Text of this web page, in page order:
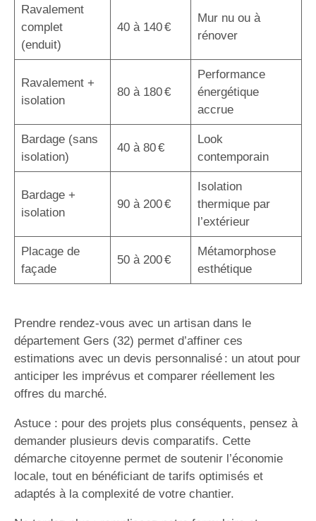
Ravalement
complet
(enduit)
40 à 140 €
Mur nu ou à
rénover
Ravalement +
isolation
80 à 180 €
Performance
énergétique
accrue
Bardage (sans
isolation)
40 à 80 €
Look
contemporain
Bardage +
isolation
90 à 200 €
Isolation
thermique par
l’extérieur
Placage de
façade
50 à 200 €
Métamorphose
esthétique
Prendre rendez-vous avec un artisan dans le
département Gers (32) permet d’affiner ces
estimations avec un devis personnalisé : un atout pour
anticiper les imprévus et comparer réellement les
offres du marché.
Astuce : pour des projets plus conséquents, pensez à
demander plusieurs devis comparatifs. Cette
démarche citoyenne permet de soutenir l’économie
locale, tout en bénéficiant de tarifs optimisés et
adaptés à la complexité de votre chantier.